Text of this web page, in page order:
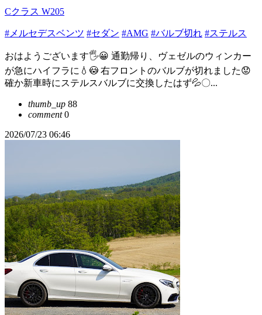
Cクラス W205
#メルセデスベンツ #セダン #AMG #バルブ切れ #ステルス
おはようございます🖐😀 通勤帰り、ヴェゼルのウィンカー
が急にハイフラに💧😳 右フロントのバルブが切れました😟
確か新車時にステルスバルブに交換したはず💦〇...
thumb_up 88
comment0
2026/07/23 06:46